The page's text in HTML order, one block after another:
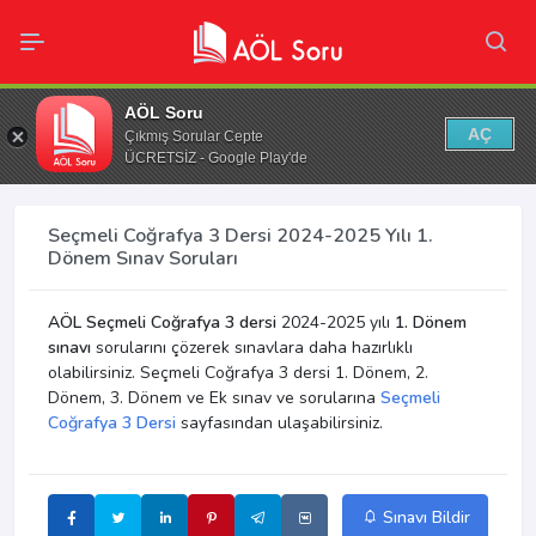
AÖL Soru
Çıkmış Sorular Cepte
ÜCRETSİZ - Google Play'de
AÇ
Seçmeli Coğrafya 3 Dersi 2024-2025 Yılı 1.
Dönem Sınav Soruları
AÖL Seçmeli Coğrafya 3 dersi 2024-2025 yılı 1. Dönem
sınavı sorularını çözerek sınavlara daha hazırlıklı
olabilirsiniz. Seçmeli Coğrafya 3 dersi 1. Dönem, 2.
Dönem, 3. Dönem ve Ek sınav ve sorularına Seçmeli
Coğrafya 3 Dersi sayfasından ulaşabilirsiniz.
Sınavı Bildir